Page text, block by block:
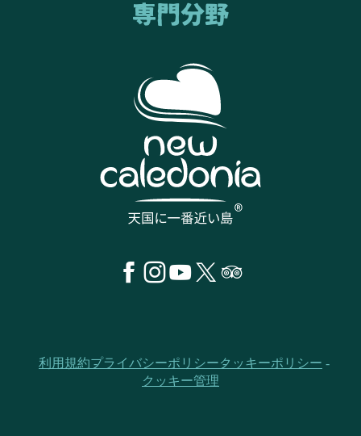
専門分野
利用規約プライバシーポリシークッキーポリシー
クッキー管理